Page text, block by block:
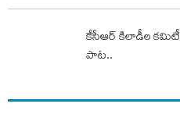
కేసీఆర్‌ కిలాడీల
పాట..